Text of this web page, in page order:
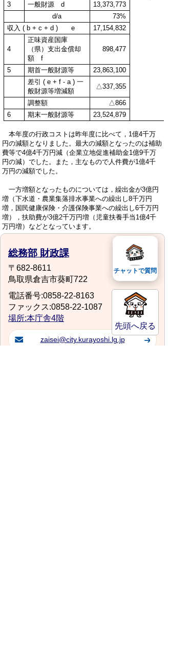
3
一般財源 d
13,373,773
d/a
73%
収入 ( b + c + d ) e
17,154,832
4
正味資産国庫
（県）支出金償却
額 f
898,477
5 期首一般財源等
23,863,100
差引 ( e + f - a ) 一
般財源等増減額
△337,355
調整額
△866
6
期末一般財源等 23,524,879
本年度の行政コストは昨年度に比べて，1億4千万
円の減額となりました。最大の減額となったのは補助
費等で4億4千万円減（企業立地促進補助金1億9千万
円の減）でした。また，主なもので人件費が1億4千
万円の減額でした。
一方増額となったものについては，繰出金が3億円
増（下水道・農業集落排水事業への繰出し8千万円
増，国民健康保険・介護保険事業への繰出し6千万円
増），扶助費が3億2千万円増（児童扶養手当1億4千
万円増）などとなっています。
総務部 財政課
〒682-8611
鳥取県倉吉市葵町722
電話番号:0858-22-8163
ファックス:0858-22-1087
場所:本庁舎4階
zaisei@city.kurayoshi.lg.jp
先頭へ戻る
チャットで質問